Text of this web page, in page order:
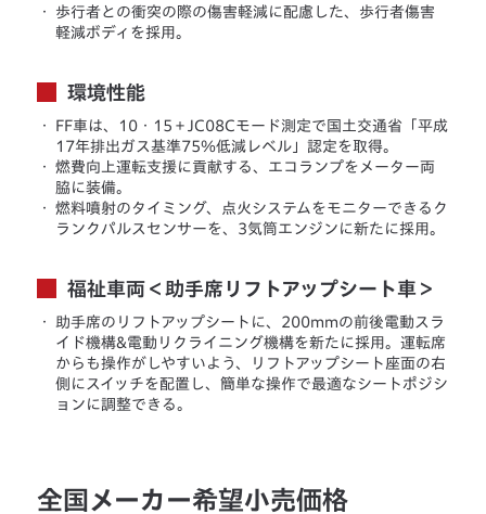
・
歩行者との衝突の際の傷害軽減に配慮した、歩行者傷害
軽減ボディを採用。
環境性能
・
FF車は、10・15＋JC08Cモード測定で国土交通省「平成
17年排出ガス基準75％低減レベル」認定を取得。
・
燃費向上運転支援に貢献する、エコランプをメーター両
脇に装備。
・
燃料噴射のタイミング、点火システムをモニターできるク
ランクパルスセンサーを、3気筒エンジンに新たに採用。
福祉車両＜助手席リフトアップシート車＞
・
助手席のリフトアップシートに、200mmの前後電動スラ
イド機構&電動リクライニング機構を新たに採用。運転席
からも操作がしやすいよう、リフトアップシート座面の右
側にスイッチを配置し、簡単な操作で最適なシートポジシ
ョンに調整できる。
全国メーカー希望小売価格